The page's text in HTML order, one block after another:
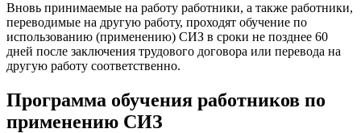
Вновь принимаемые на работу работники, а также работники,
переводимые на другую работу, проходят обучение по
использованию (применению) СИЗ в сроки не позднее 60
дней после заключения трудового договора или перевода на
другую работу соответственно.
Программа обучения работников по
применению СИЗ